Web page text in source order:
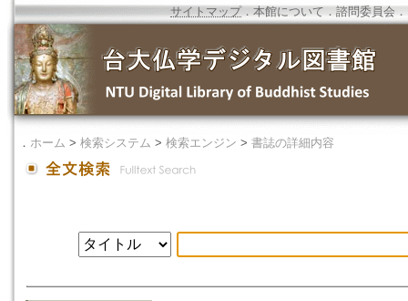
サイトマップ．本館について ． 諮問委員会 ．
． ホーム > 検索システム > 検索エンジン > 書誌の詳細内容